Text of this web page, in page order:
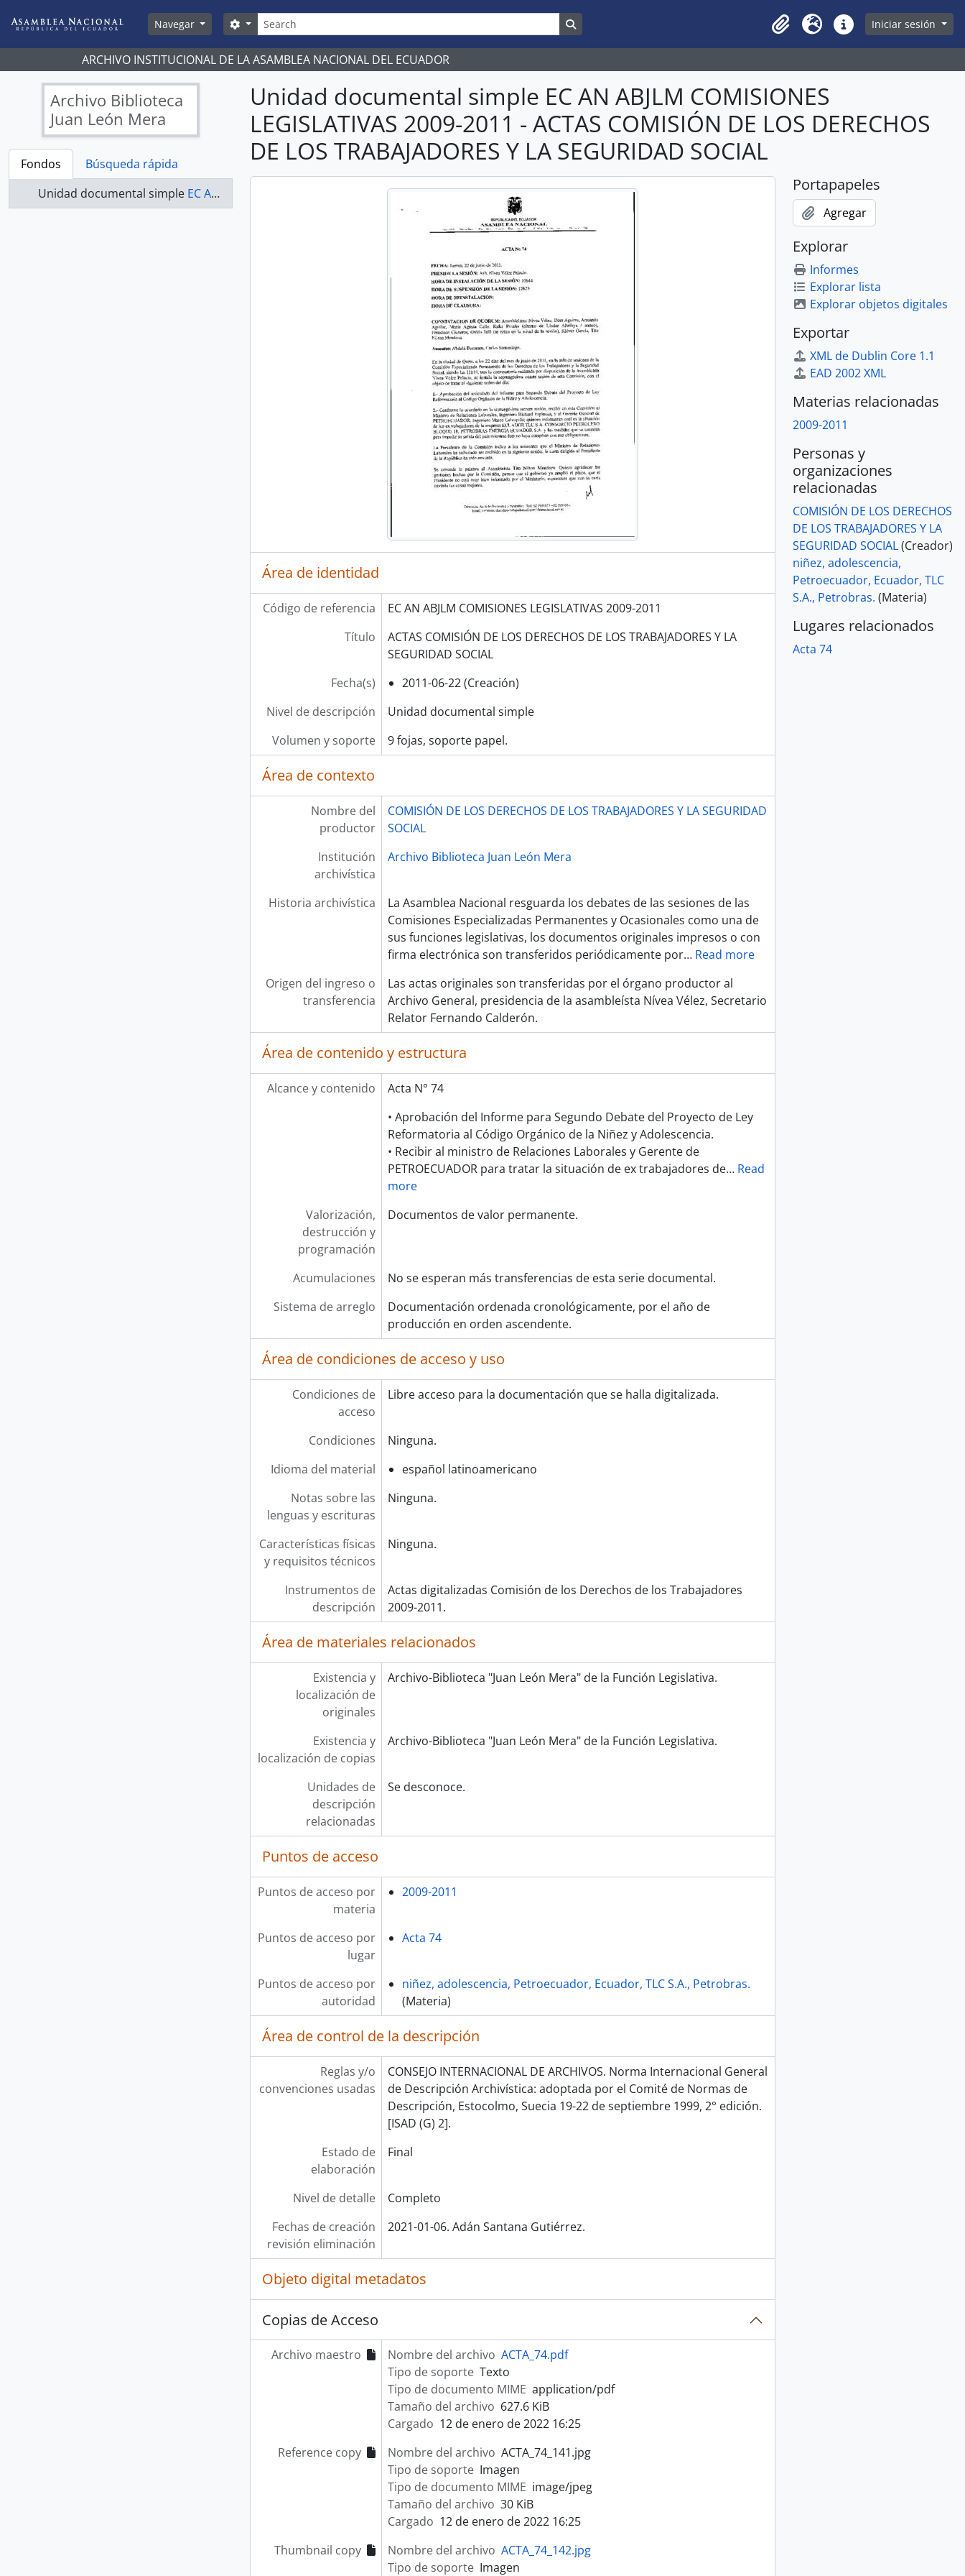
Navegar
Búsqueda
Search options
Clipboard
Idioma Enlaces rápidos
Iniciar sesión
ARCHIVO INSTITUCIONAL DE LA ASAMBLEA NACIONAL DEL ECUADOR
Archivo Biblioteca
Juan León Mera
Fondos
Búsqueda rápida
Unidad documental simple EC AN ABJLM COMISIONES LEGISLATIVAS 2009-2011 - ACTAS COMISIÓN DE LOS DERECHOS DE LOS TRABAJADORES Y LA SEGURIDAD SOCIAL
Unidad documental simple EC AN ABJLM COMISIONES
LEGISLATIVAS 2009-2011 - ACTAS COMISIÓN DE LOS DERECHOS
DE LOS TRABAJADORES Y LA SEGURIDAD SOCIAL
Área de identidad
Código de referencia
EC AN ABJLM COMISIONES LEGISLATIVAS 2009-2011
Título
ACTAS COMISIÓN DE LOS DERECHOS DE LOS TRABAJADORES Y LA
SEGURIDAD SOCIAL
Fecha(s)
2011-06-22 (Creación)
Nivel de descripción
Unidad documental simple
Volumen y soporte
9 fojas, soporte papel.
Área de contexto
Nombre del
productor
COMISIÓN DE LOS DERECHOS DE LOS TRABAJADORES Y LA SEGURIDAD
SOCIAL
Institución
archivística
Archivo Biblioteca Juan León Mera
Historia archivística
La Asamblea Nacional resguarda los debates de las sesiones de las
Comisiones Especializadas Permanentes y Ocasionales como una de
sus funciones legislativas, los documentos originales impresos o con
firma electrónica son transferidos periódicamente por… Read more
Origen del ingreso o
transferencia
Las actas originales son transferidas por el órgano productor al
Archivo General, presidencia de la asambleísta Nívea Vélez, Secretario
Relator Fernando Calderón.
Área de contenido y estructura
Alcance y contenido
Acta N° 74
• Aprobación del Informe para Segundo Debate del Proyecto de Ley
Reformatoria al Código Orgánico de la Niñez y Adolescencia.
• Recibir al ministro de Relaciones Laborales y Gerente de
PETROECUADOR para tratar la situación de ex trabajadores de… Read
more
Valorización,
destrucción y
programación
Documentos de valor permanente.
Acumulaciones
No se esperan más transferencias de esta serie documental.
Sistema de arreglo
Documentación ordenada cronológicamente, por el año de
producción en orden ascendente.
Área de condiciones de acceso y uso
Condiciones de
acceso
Libre acceso para la documentación que se halla digitalizada.
Condiciones
Ninguna.
Idioma del material
español latinoamericano
Notas sobre las
lenguas y escrituras
Ninguna.
Características físicas
y requisitos técnicos
Ninguna.
Instrumentos de
descripción
Actas digitalizadas Comisión de los Derechos de los Trabajadores
2009-2011.
Área de materiales relacionados
Existencia y
localización de
originales
Archivo-Biblioteca "Juan León Mera" de la Función Legislativa.
Existencia y
localización de copias
Archivo-Biblioteca "Juan León Mera" de la Función Legislativa.
Unidades de
descripción
relacionadas
Se desconoce.
Puntos de acceso
Puntos de acceso por
materia
2009-2011
Puntos de acceso por
lugar
Acta 74
Puntos de acceso por
autoridad
niñez, adolescencia, Petroecuador, Ecuador, TLC S.A., Petrobras.
(Materia)
Área de control de la descripción
Reglas y/o
convenciones usadas
CONSEJO INTERNACIONAL DE ARCHIVOS. Norma Internacional General
de Descripción Archivística: adoptada por el Comité de Normas de
Descripción, Estocolmo, Suecia 19-22 de septiembre 1999, 2° edición.
[ISAD (G) 2].
Estado de
elaboración
Final
Nivel de detalle
Completo
Fechas de creación
revisión eliminación
2021-01-06. Adán Santana Gutiérrez.
Objeto digital metadatos
Copias de Acceso
Archivo maestro Nombre del archivo ACTA_74.pdf
Tipo de soporte Texto
Tipo de documento MIME application/pdf
Tamaño del archivo 627.6 KiB
Cargado 12 de enero de 2022 16:25
Reference copy
Nombre del archivo ACTA_74_141.jpg
Tipo de soporte Imagen
Tipo de documento MIME image/jpeg
Tamaño del archivo 30 KiB
Cargado 12 de enero de 2022 16:25
Thumbnail copy
Nombre del archivo ACTA_74_142.jpg
Tipo de soporte Imagen
Portapapeles
Agregar
Explorar
Informes
Explorar lista
Explorar objetos digitales
Exportar
XML de Dublin Core 1.1
EAD 2002 XML
Materias relacionadas
2009-2011
Personas y
organizaciones
relacionadas
COMISIÓN DE LOS DERECHOS
DE LOS TRABAJADORES Y LA
SEGURIDAD SOCIAL(Creador)
niñez, adolescencia,
Petroecuador, Ecuador, TLC
S.A., Petrobras. (Materia)
Lugares relacionados
Acta 74